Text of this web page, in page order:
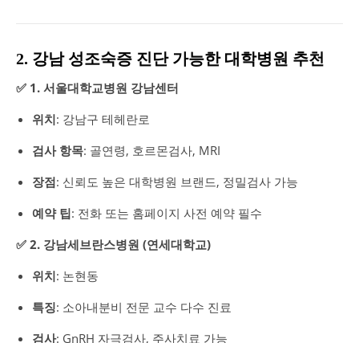
2. 강남 성조숙증 진단 가능한 대학병원 추천
✅ 1. 서울대학교병원 강남센터
위치: 강남구 테헤란로
검사 항목: 골연령, 호르몬검사, MRI
장점: 신뢰도 높은 대학병원 브랜드, 정밀검사 가능
예약 팁: 전화 또는 홈페이지 사전 예약 필수
✅ 2. 강남세브란스병원 (연세대학교)
위치: 논현동
특징: 소아내분비 전문 교수 다수 진료
검사: GnRH 자극검사, 주사치료 가능